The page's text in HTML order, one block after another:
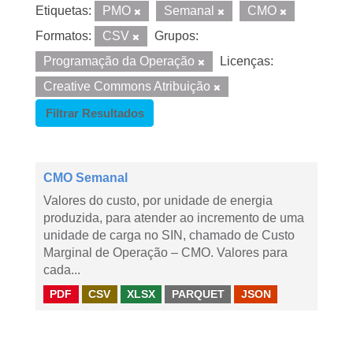
Etiquetas: PMO Semanal
CMO
Formatos:
CSV
Grupos:
Programação da Operação
Licenças:
Creative Commons Atribuição
Filtrar Resultados
CMO Semanal
Valores do custo, por unidade de energia
produzida, para atender ao incremento de uma
unidade de carga no SIN, chamado de Custo
Marginal de Operação – CMO. Valores para
cada...
PDF CSV XLSX PARQUET JSON